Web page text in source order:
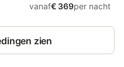
vanaf€ 369per nacht
zien